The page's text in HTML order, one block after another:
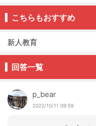
こちらもおすすめ
新人教育
回答一覧
p_bear
2022/10/11 09:59